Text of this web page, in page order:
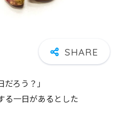
だろう？」
る一日があるとした